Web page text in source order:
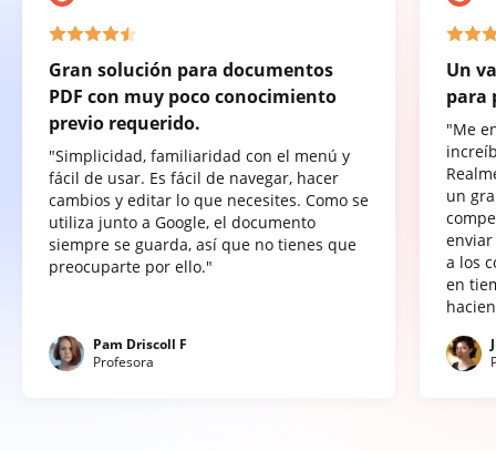
Gran solución para documentos
PDF con muy poco conocimiento
previo requerido.
"Simplicidad, familiaridad con el menú y
fácil de usar. Es fácil de navegar, hacer
cambios y editar lo que necesites. Como se
utiliza junto a Google, el documento
siempre se guarda, así que no tienes que
preocuparte por ello."
Pam Driscoll F
Profesora
Un
para
"Me
un
a los
en